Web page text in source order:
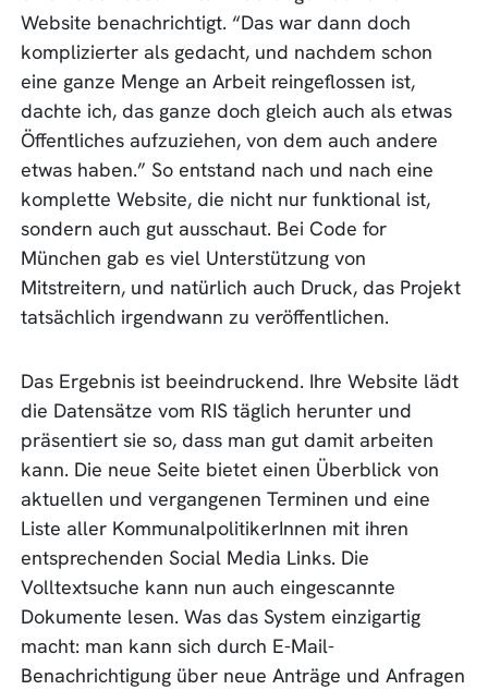
Website benachrichtigt. “Das war dann doch
komplizierter als gedacht, und nachdem schon
eine ganze Menge an Arbeit reingeflossen ist,
dachte ich, das ganze doch gleich auch als etwas
Öffentliches aufzuziehen, von dem auch andere
etwas haben.” So entstand nach und nach eine
komplette Website, die nicht nur funktional ist,
sondern auch gut ausschaut. Bei Code for
München gab es viel Unterstützung von
Mitstreitern, und natürlich auch Druck, das Projekt
tatsächlich irgendwann zu veröffentlichen.
Das Ergebnis ist beeindruckend. Ihre Website lädt
die Datensätze vom RIS täglich herunter und
präsentiert sie so, dass man gut damit arbeiten
kann. Die neue Seite bietet einen Überblick von
aktuellen und vergangenen Terminen und eine
Liste aller KommunalpolitikerInnen mit ihren
entsprechenden Social Media Links. Die
Volltextsuche kann nun auch eingescannte
Dokumente lesen. Was das System einzigartig
macht: man kann sich durch E-Mail-
Benachrichtigung über neue Anträge und Anfragen